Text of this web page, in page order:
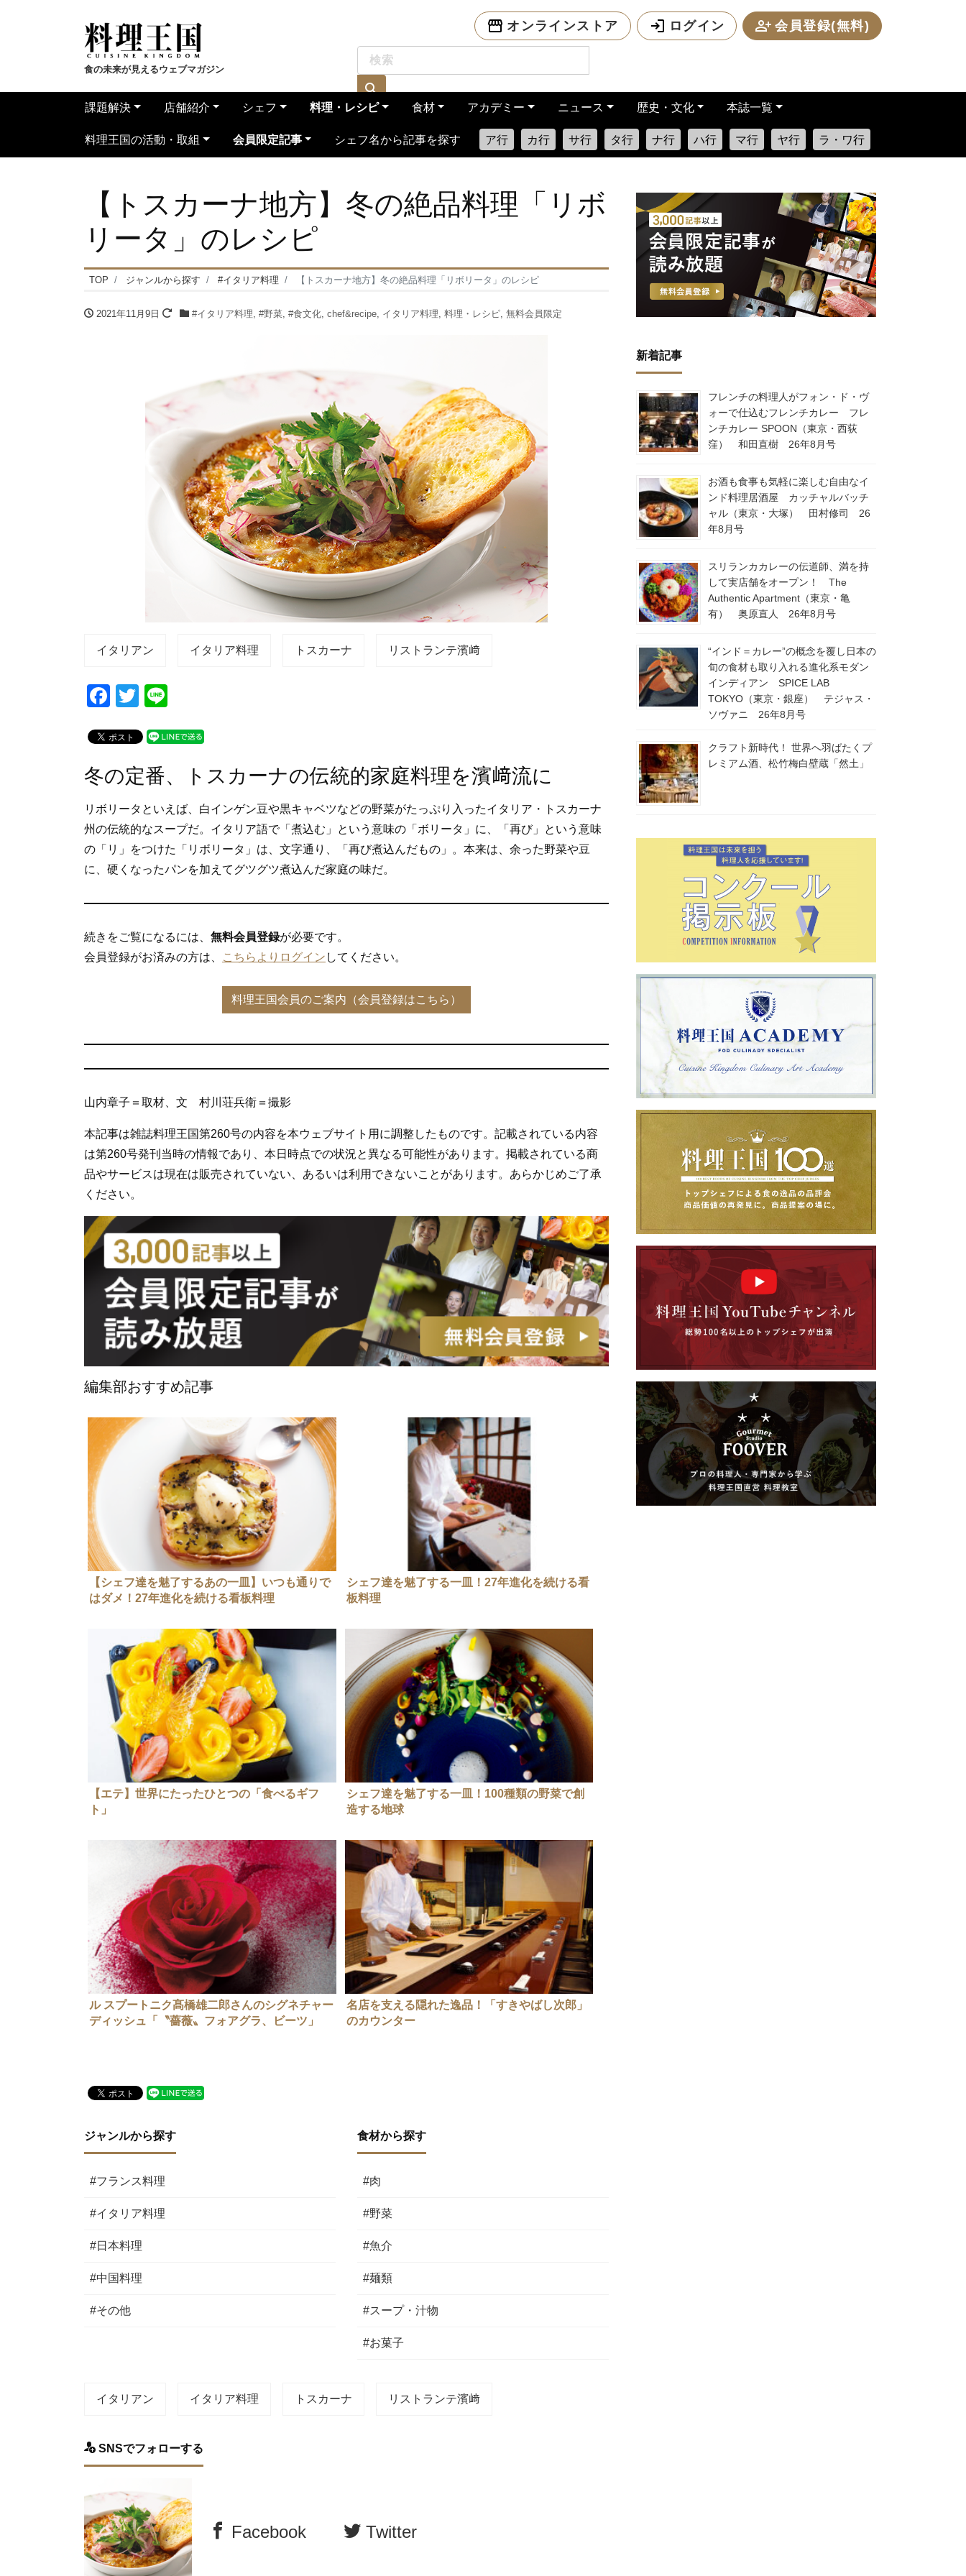
食の未来が見えるウェブマガジン
オンラインストア ログイン 会員登録(無料)
課題解決 店舗紹介 シェフ 料理・レシピ 食材 アカデミー ニュース 歴史・文化 本誌一覧
料理王国の活動・取組 会員限定記事 シェフ名から記事を探す ア行 カ行 サ行 タ行 ナ行 ハ行 マ行 ヤ行 ラ・ワ行
【トスカーナ地方】冬の絶品料理「リボ
リータ」のレシピ
TOP ジャンルから探す #イタリア料理 【トスカーナ地方】冬の絶品料理「リボリータ」のレシピ
2021年11月9日 #イタリア料理, #野菜, #食文化, chef&recipe, イタリア料理, 料理・レシピ, 無料会員限定
イタリアン イタリア料理 トスカーナ リストランテ濱﨑
F
c
e
b
o
o
k
T
tt
er
e
冬の定番、トスカーナの伝統的家庭料理を濱﨑流に
リボリータといえば、白インゲン豆や黒キャベツなどの野菜がたっぷり入ったイタリア・トスカーナ
州の伝統的なスープだ。イタリア語で「煮込む」という意味の「ボリータ」に、「再び」という意味
の「リ」をつけた「リボリータ」は、文字通り、「再び煮込んだもの」。本来は、余った野菜や豆
に、硬くなったパンを加えてグツグツ煮込んだ家庭の味だ。
続きをご覧になるには、 無料会員登録が必要です。
会員登録がお済みの方は、
こちらよりログイン してください。
山内章子＝取材、文 村川荘兵衛＝撮影
本記事は雑誌料理王国第260号の内容を本ウェブサイト用に調整したものです。記載されている内容
は第260号発刊当時の情報であり、本日時点での状況と異なる可能性があります。掲載されている商
品やサービスは現在は販売されていない、あるいは利用できないことがあります。あらかじめご了承
ください。
編集部おすすめ記事
【シェフ達を魅了するあの一皿】いつも通りで
はダメ！27年進化を続ける看板料理
シェフ達を魅了する一皿！27年進化を続ける看
板料理
【エテ】世界にたったひとつの「食べるギフ
ト」
シェフ達を魅了する一皿！100種類の野菜で創
造する地球
ル スプートニク髙橋雄二郎さんのシグネチャー
ディッシュ「〝薔薇〟フォアグラ、ビーツ」
名店を支える隠れた逸品！「すきやばし次郎」
のカウンター
ジャンルから探す
#フランス料理
#イタリア料理
#日本料理
#中国料理
#その他
食材から探す
#肉
#野菜
#魚介
#麺類
#スープ・汁物
#お菓子
イタリアン イタリア料理 トスカーナ リストランテ濱﨑
SNSでフォローする
Facebook Twitter
新着記事
フレンチの料理人がフォン・ド・ヴ
ォーで仕込むフレンチカレー フレ
ンチカレー SPOON（東京・西荻
窪） 和田直樹 26年8月号
お酒も食事も気軽に楽しむ自由なイ
ンド料理居酒屋 カッチャルバッチ
ャル（東京・大塚） 田村修司 26
年8月号
スリランカカレーの伝道師、満を持
して実店舗をオープン！ The
Authentic Apartment（東京・亀
有） 奥原直人 26年8月号
“インド＝カレー”の概念を覆し日本の
旬の食材も取り入れる進化系モダン
インディアン SPICE LAB
TOKYO（東京・銀座） テジャス・
ソヴァニ 26年8月号
クラフト新時代！ 世界へ羽ばたくプ
レミアム酒、松竹梅白壁蔵「然土」